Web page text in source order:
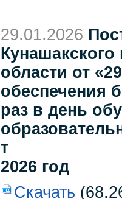
29.01.2026
области от
обеспечения
раз в день
т
2026 год
Скачать